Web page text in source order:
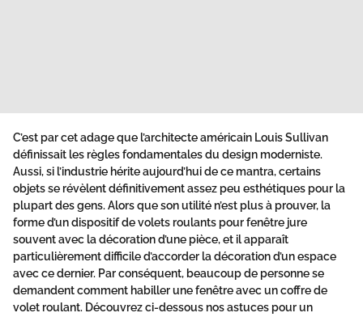
C’est par cet adage que l’architecte américain Louis Sullivan
définissait les règles fondamentales du design moderniste.
Aussi, si l’industrie hérite aujourd’hui de ce mantra, certains
objets se révèlent définitivement assez peu esthétiques pour la
plupart des gens. Alors que son utilité n’est plus à prouver, la
forme d’un dispositif de volets roulants pour fenêtre jure
souvent avec la décoration d’une pièce, et il apparaît
particulièrement difficile d’accorder la décoration d’un espace
avec ce dernier. Par conséquent, beaucoup de personne se
demandentcomment habiller une fenêtre avec un coffre de
volet roulant. Découvrez ci-dessous nos astuces pour un